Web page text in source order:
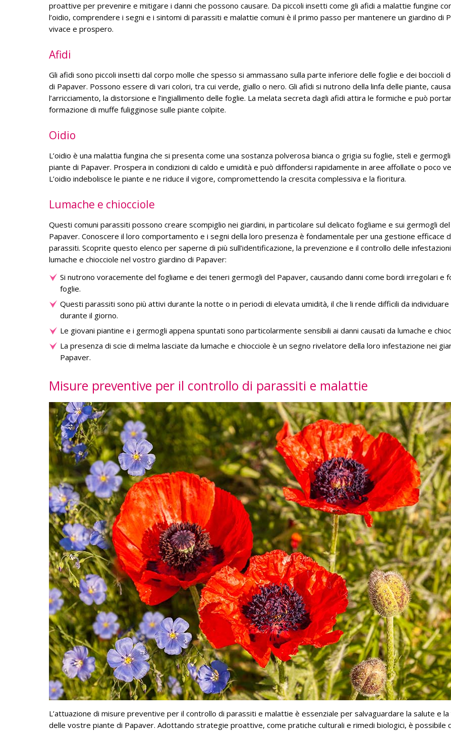
proattive per prevenire e mitigare i danni che possono causare. Da piccoli insetti come gli afidi a malattie fungine
l’oidio, comprendere i segni e i sintomi di parassiti e malattie comuni è il primo passo per mantenere un giardino di
vivace e prospero.
Afidi
Gli afidi sono piccoli insetti dal corpo molle che spesso si ammassano sulla parte inferiore delle foglie e dei boccioli
di Papaver. Possono essere di vari colori, tra cui verde, giallo o nero. Gli afidi si nutrono della linfa delle piante,
l’arricciamento, la distorsione e l’ingiallimento delle foglie. La melata secreta dagli afidi attira le formiche e può
formazione di muffe fuligginose sulle piante colpite.
Oidio
L’oidio è una malattia fungina che si presenta come una sostanza polverosa bianca o grigia su foglie, steli e
piante di Papaver. Prospera in condizioni di caldo e umidità e può diffondersi rapidamente in aree affollate o poco
L’oidio indebolisce le piante e ne riduce il vigore, compromettendo la crescita complessiva e la fioritura.
Lumache e chiocciole
Questi comuni parassiti possono creare scompiglio nei giardini, in particolare sul delicato fogliame e sui germogli del
Papaver. Conoscere il loro comportamento e i segni della loro presenza è fondamentale per una gestione efficace
parassiti. Scoprite questo elenco per saperne di più sull’identificazione, la prevenzione e il controllo delle
lumache e chiocciole nel vostro giardino di Papaver:
Si nutrono voracemente del fogliame e dei teneri germogli del Papaver, causando danni come bordi irregolari e
foglie.
Questi parassiti sono più attivi durante la notte o in periodi di elevata umidità, il che li rende difficili da individuare
durante il giorno.
Le giovani piantine e i germogli appena spuntati sono particolarmente sensibili ai danni causati da lumache e
La presenza di scie di melma lasciate da lumache e chiocciole è un segno rivelatore della loro infestazione nei
Papaver.
Misure preventive per il controllo di parassiti e malattie
L’attuazione di misure preventive per il controllo di parassiti e malattie è essenziale per salvaguardare la salute e
delle vostre piante di Papaver. Adottando strategie proattive, come pratiche culturali e rimedi biologici, è possibile